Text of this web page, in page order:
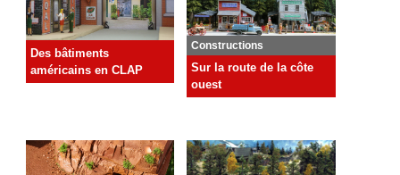
Des bâtiments
américains en CLAP
Constructions
Sur la route de la côte
ouest